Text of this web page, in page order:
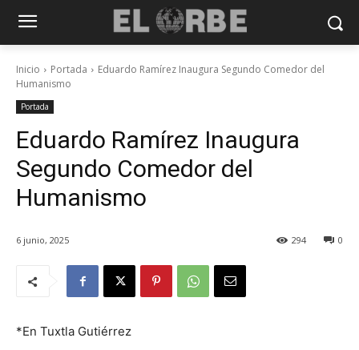
Inicio Portada
Eduardo Ramírez Inaugura Segundo Comedor del
Humanismo
Portada
Eduardo Ramírez Inaugura
Segundo Comedor del
Humanismo
6 junio, 2025 0
294
*En Tuxtla Gutiérrez